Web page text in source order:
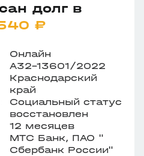
долг в
₽
Онлайн
А32-13601/2022
Краснодарский
край
Социальный статус
восстановлен
12 месяцев
МТС Банк, ПАО "
Сбербанк России"